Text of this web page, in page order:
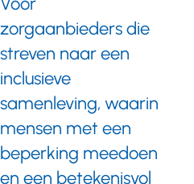
zorgaanbieders die
streven naar een
inclusieve
samenleving, waarin
mensen met een
beperking meedoen
en een betekenisvol